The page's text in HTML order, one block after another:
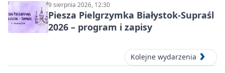
9 sierpnia 2026, 12:30
Piesza Pielgrzymka Białystok-Supraśl
2026 – program i zapisy
Kolejne wydarzenia